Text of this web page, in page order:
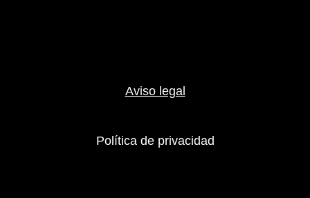
Aviso legal
Política de privacidad